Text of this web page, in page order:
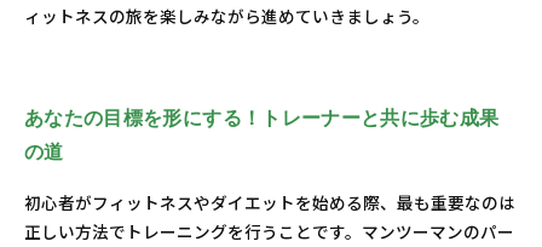
ィットネスの旅を楽しみながら進めていきましょう。
あなたの目標を形にする！トレーナーと共に歩む成果
の道
初心者がフィットネスやダイエットを始める際、最も重要なのは
正しい方法でトレーニングを行うことです。マンツーマンのパー